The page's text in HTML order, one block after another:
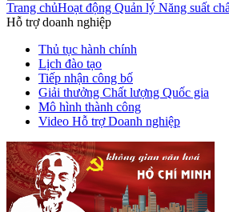
Trang chủHoạt động Quản lý Năng suất
Hỗ trợ doanh nghiệp
Thủ tục hành chính
Lịch đào tạo
Tiếp nhận công bố
Giải thưởng Chất lượng Quốc gia
Mô hình thành công
Video Hỗ trợ Doanh nghiệp